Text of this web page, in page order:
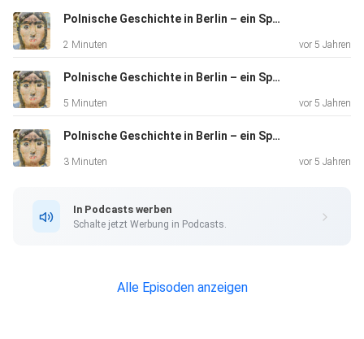
Polnische Geschichte in Berlin – ein Spaziergang
2 Minuten vor 5 Jahren
Polnische Geschichte in Berlin – ein Spaziergang
5 Minuten vor 5 Jahren
Polnische Geschichte in Berlin – ein Spaziergang
3 Minuten vor 5 Jahren
In Podcasts werben
Schalte jetzt Werbung in Podcasts.
Alle Episoden anzeigen